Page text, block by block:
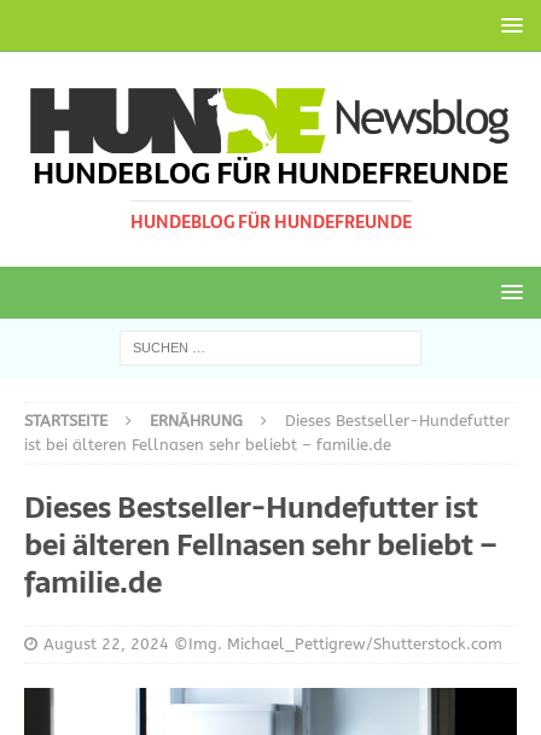
HUNDEBLOG FÜR HUNDEFREUNDE
HUNDEBLOG FÜR HUNDEFREUNDE
STARTSEITE ERNÄHRUNG
Dieses Bestseller-Hundefutter
ist bei älteren Fellnasen sehr beliebt – familie.de
Dieses Bestseller-Hundefutter ist
bei älteren Fellnasen sehr beliebt –
familie.de
August 22, 2024 ©Img. Michael_Pettigrew/Shutterstock.com